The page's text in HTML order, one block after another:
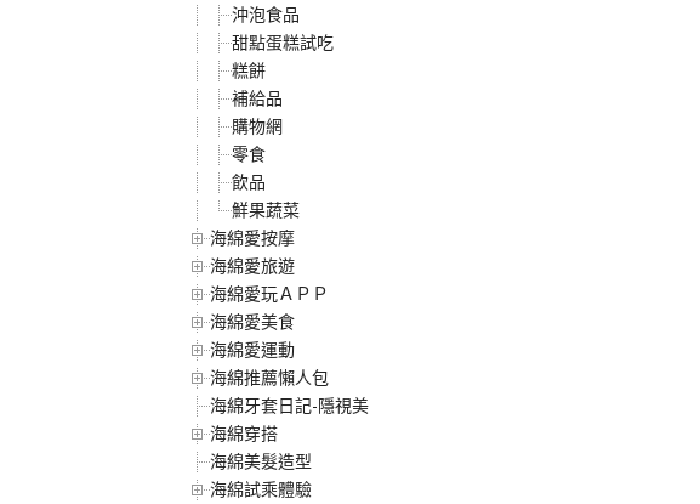
沖泡食品
甜點蛋糕試吃
糕餅
補給品
購物網
零食
飲品
鮮果蔬菜
海綿愛按摩
海綿愛旅遊
海綿愛玩ＡＰＰ
海綿愛美食
海綿愛運動
海綿推薦懶人包
海綿牙套日記-隱視美
海綿穿搭
海綿美髮造型
海綿試乘體驗